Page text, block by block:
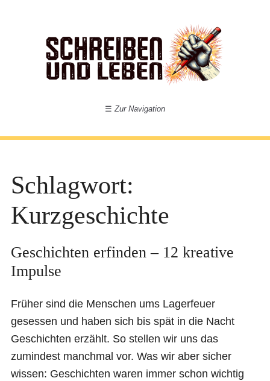
☰ Zur Navigation
Schlagwort:
Kurzgeschichte
Geschichten erfinden – 12 kreative
Impulse
Früher sind die Menschen ums Lagerfeuer
gesessen und haben sich bis spät in die Nacht
Geschichten erzählt. So stellen wir uns das
zumindest manchmal vor. Was wir aber sicher
wissen: Geschichten waren immer schon wichtig